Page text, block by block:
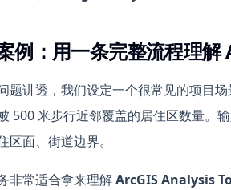
例：用一条完整流程理
题讲透，我们设定一个很常见的项目
500 米步行近邻覆盖的居住区数量。
区面、街道边界。
非常适合拿来理解ArcGIS Analysis